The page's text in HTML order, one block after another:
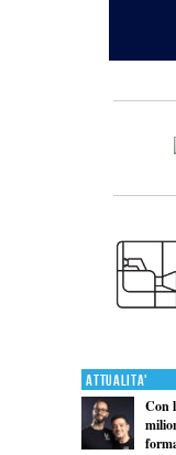
Attualita'
Con